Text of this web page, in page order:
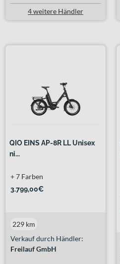
4 weitere Händler
QIO EINS AP-8R LL Unisex
ni...
3.799,00€
+ 7 Farben
Verkauf durch Händler:
Freilauf GmbH
229 km